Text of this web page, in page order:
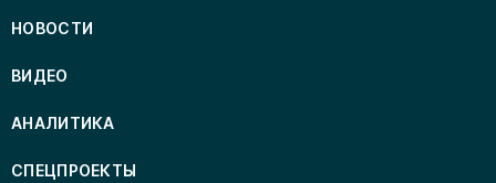
НОВОСТИ
ВИДЕО
АНАЛИТИКА
СПЕЦПРОЕКТЫ